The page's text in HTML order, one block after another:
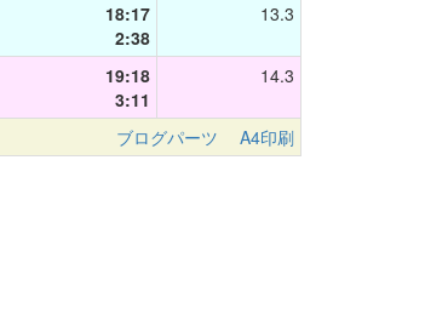
18:17
2:38
13.3
19:18
3:11
14.3
ブログパーツ A4印刷